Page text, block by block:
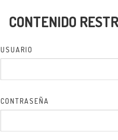
CONTENIDO
USUARIO
CONTRASEÑA